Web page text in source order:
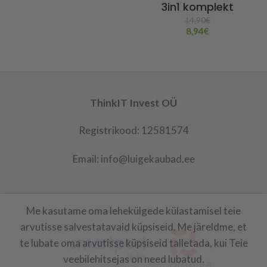
3in1 komplekt
14,90€
8,94€
ThinkIT Invest OÜ
Registrikood: 12581574
Email: info@luigekaubad.ee
LUIGEKAUBAD 2021
Me kasutame oma lehekülgede külastamisel teie
arvutisse salvestatavaid küpsiseid. Me järeldme, et
te lubate oma arvutisse küpsiseid talletada, kui Teie
veebilehitsejas on need lubatud.